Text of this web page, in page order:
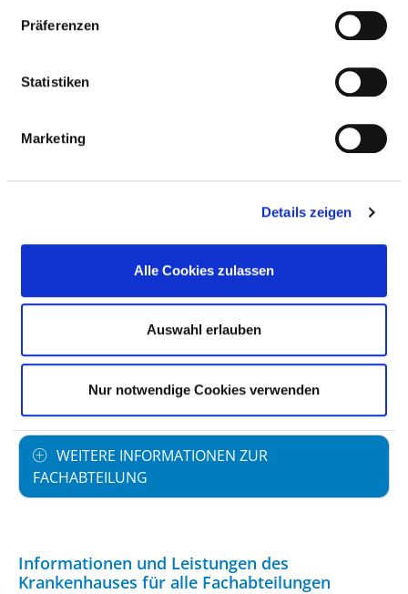
Präferenzen
Statistiken
Marketing
Details zeigen
Alle Cookies zulassen
Auswahl erlauben
Nur notwendige Cookies verwenden
PERSONELLE AUSSTATTUNG
FACHEXPERTISE UND WEITERBILDUNG
FALLZAHLEN
WEITERE INFORMATIONEN ZUR
FACHABTEILUNG
Informationen und Leistungen des
Krankenhauses für alle Fachabteilungen